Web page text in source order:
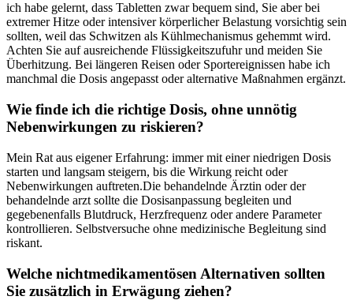
ich⁤ habe gelernt, dass Tabletten⁢ zwar ⁤bequem sind, Sie aber bei⁤
extremer Hitze oder intensiver ‌körperlicher ‍Belastung vorsichtig sein
⁤sollten, weil das Schwitzen als⁢ Kühlmechanismus gehemmt wird.
Achten Sie auf ausreichende Flüssigkeitszufuhr und meiden Sie
‌Überhitzung. ​Bei längeren Reisen oder Sportereignissen habe ich
manchmal die Dosis angepasst oder alternative Maßnahmen ergänzt.
Wie finde ich⁢ die richtige ⁣Dosis, ohne unnötig
Nebenwirkungen zu riskieren?
Mein Rat aus eigener⁣ Erfahrung: immer mit ⁤einer niedrigen ‍Dosis
⁤starten und langsam steigern, bis die Wirkung reicht oder
Nebenwirkungen auftreten.Die behandelnde Ärztin​ oder der‌
behandelnde arzt⁢ sollte die Dosisanpassung begleiten und
gegebenenfalls Blutdruck, Herzfrequenz oder andere Parameter
kontrollieren. Selbstversuche ohne medizinische Begleitung sind
riskant.
Welche nichtmedikamentösen ‍Alternativen sollten
Sie ​zusätzlich in Erwägung ziehen?